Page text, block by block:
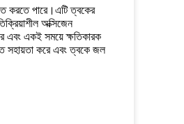
করতে পারে।এটি ত্বকের
অক্সিজেন
এবং একই সময়ে ক্ষতিকারক
সহায়তা করে এবং ত্বকে জল